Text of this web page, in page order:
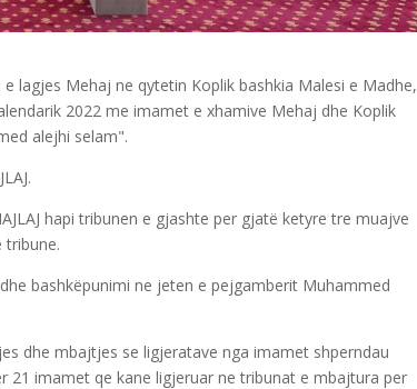
lagjes Mehaj ne qytetin Koplik bashkia Malesi e Madhe,
2022 me imamet e xhamive Mehaj dhe Koplik
alejhi selam".
hapi tribunen e gjashte per gjatë ketyre tre muajve
tribune.
bashkëpunimi ne jeten e pejgamberit Muhammed
dhe mbajtjes se ligjeratave nga imamet shperndau
imamet qe kane ligjeruar ne tribunat e mbajtura per